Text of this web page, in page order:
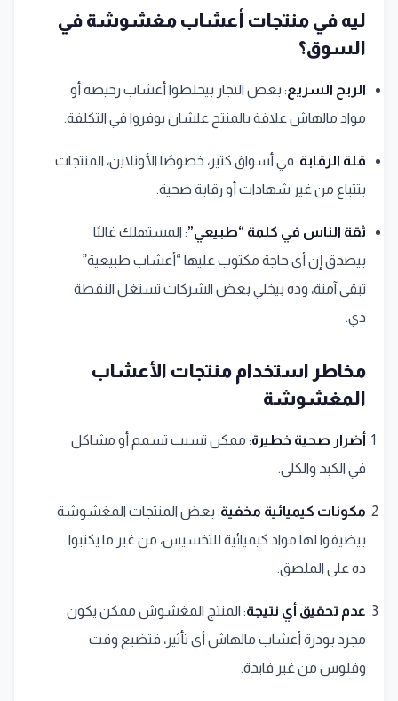
ليه في منتجات أعشاب مغشوشة في
السوق؟
الربح السريع: بعض التجار بيخلطوا أعشاب رخيصة أو
مواد مالهاش علاقة بالمنتج علشان يوفروا في التكلفة.
قلة الرقابة: في أسواق كتير، خصوصًا الأونلاين، المنتجات
بتتباع من غير شهادات أو رقابة صحية.
ثقة الناس في كلمة “طبيعي”: المستهلك غالبًا
بيصدق إن أي حاجة مكتوب عليها “أعشاب طبيعية”
تبقى آمنة، وده بيخلي بعض الشركات تستغل النقطة
دي.
مخاطر استخدام منتجات الأعشاب
المغشوشة
أضرار صحية خطيرة: ممكن تسبب تسمم أو مشاكل
في الكبد والكلى.
مكونات كيميائية مخفية: بعض المنتجات المغشوشة
بيضيفوا لها مواد كيميائية للتخسيس، من غير ما يكتبوا
ده على الملصق.
عدم تحقيق أي نتيجة: المنتج المغشوش ممكن يكون
مجرد بودرة أعشاب مالهاش أي تأثير، فتضيع وقت
وفلوس من غير فايدة.